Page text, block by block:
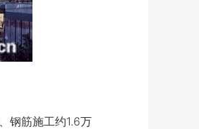
钢筋施工约1.6万